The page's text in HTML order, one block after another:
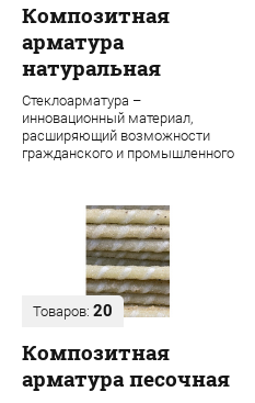
Композитная
арматура
натуральная
Стеклоарматура –
инновационный материал,
расширяющий возможности
гражданского и промышленного
Товаров: 20
Композитная
арматура песочная